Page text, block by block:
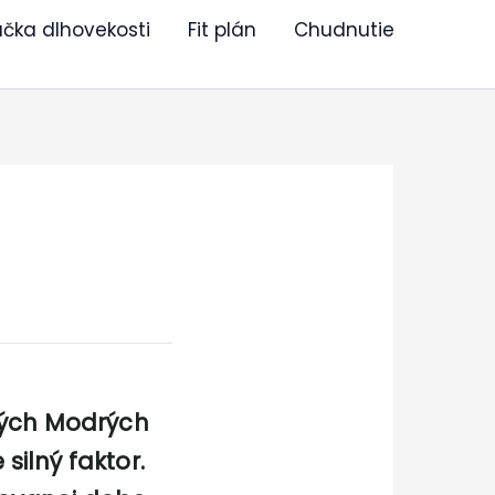
dlhovekosti Fit plán Chudnutie
Modrých
faktor.